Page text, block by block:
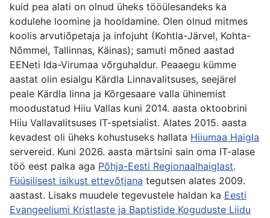
kuid pea alati on olnud üheks tööülesandeks ka
kodulehe loomine ja hooldamine. Olen olnud mitmes
koolis arvutiõpetaja ja infojuht (Kohtla-Järvel, Kohta-
Nõmmel, Tallinnas, Käinas); samuti mõned aastad
EENeti Ida-Virumaa võrguhaldur. Peaaegu kümme
aastat olin esialgu Kärdla Linnavalitsuses, seejärel
peale Kärdla linna ja Kõrgesaare valla ühinemist
moodustatud Hiiu Vallas kuni 2014. aasta oktoobrini
Hiiu Vallavalitsuses IT-spetsialist. Alates 2015. aasta
kevadest oli üheks kohustuseks hallata Hiiumaa Haigla
servereid. Kuni 2026. aasta märtsini sain oma IT-alase
töö eest palka aga Põhja-Eesti Regionaalhaiglast.
Füüsilisest isikust ettevõtjana tegutsen alates 2009.
aastast. Lisaks muudele tegevustele haldan ka Eesti
Evangeeliumi Kristlaste ja Baptistide Koguduste Liidu